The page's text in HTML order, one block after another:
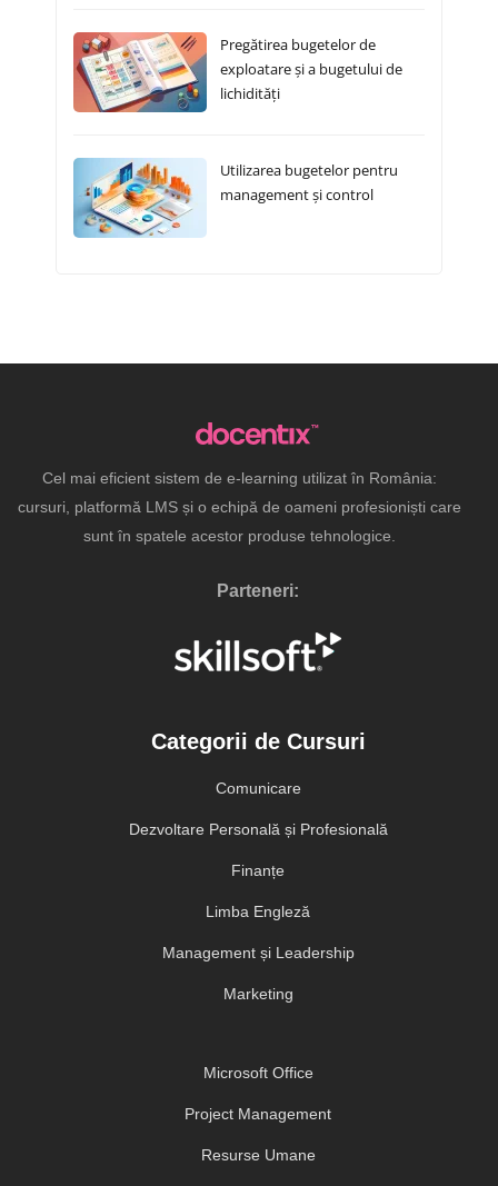
Pregătirea bugetelor de
exploatare și a bugetului de
lichidități
Utilizarea bugetelor pentru
management și control
Cel mai eficient sistem de e-learning utilizat în România:
cursuri, platformă LMS și o echipă de oameni profesioniști care
sunt în spatele acestor produse tehnologice.
Parteneri:
Categorii de Cursuri
Comunicare
Dezvoltare Personală și Profesională
Finanțe
Limba Engleză
Management și Leadership
Marketing
Microsoft Office
Project Management
Resurse Umane